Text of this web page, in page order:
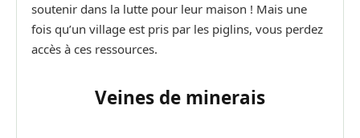
soutenir dans la lutte pour leur maison ! Mais une
fois qu’un village est pris par les piglins, vous perdez
accès à ces ressources.
Veines de minerais